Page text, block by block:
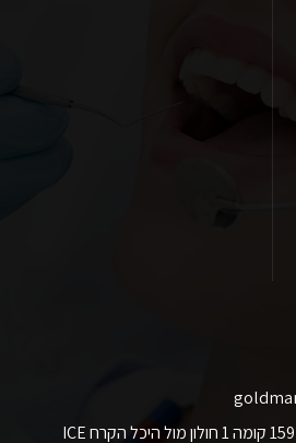
כתובתנו: רח' שדרות ירושלים 159 קומה 1 חולון מול היכל הקרח ICE